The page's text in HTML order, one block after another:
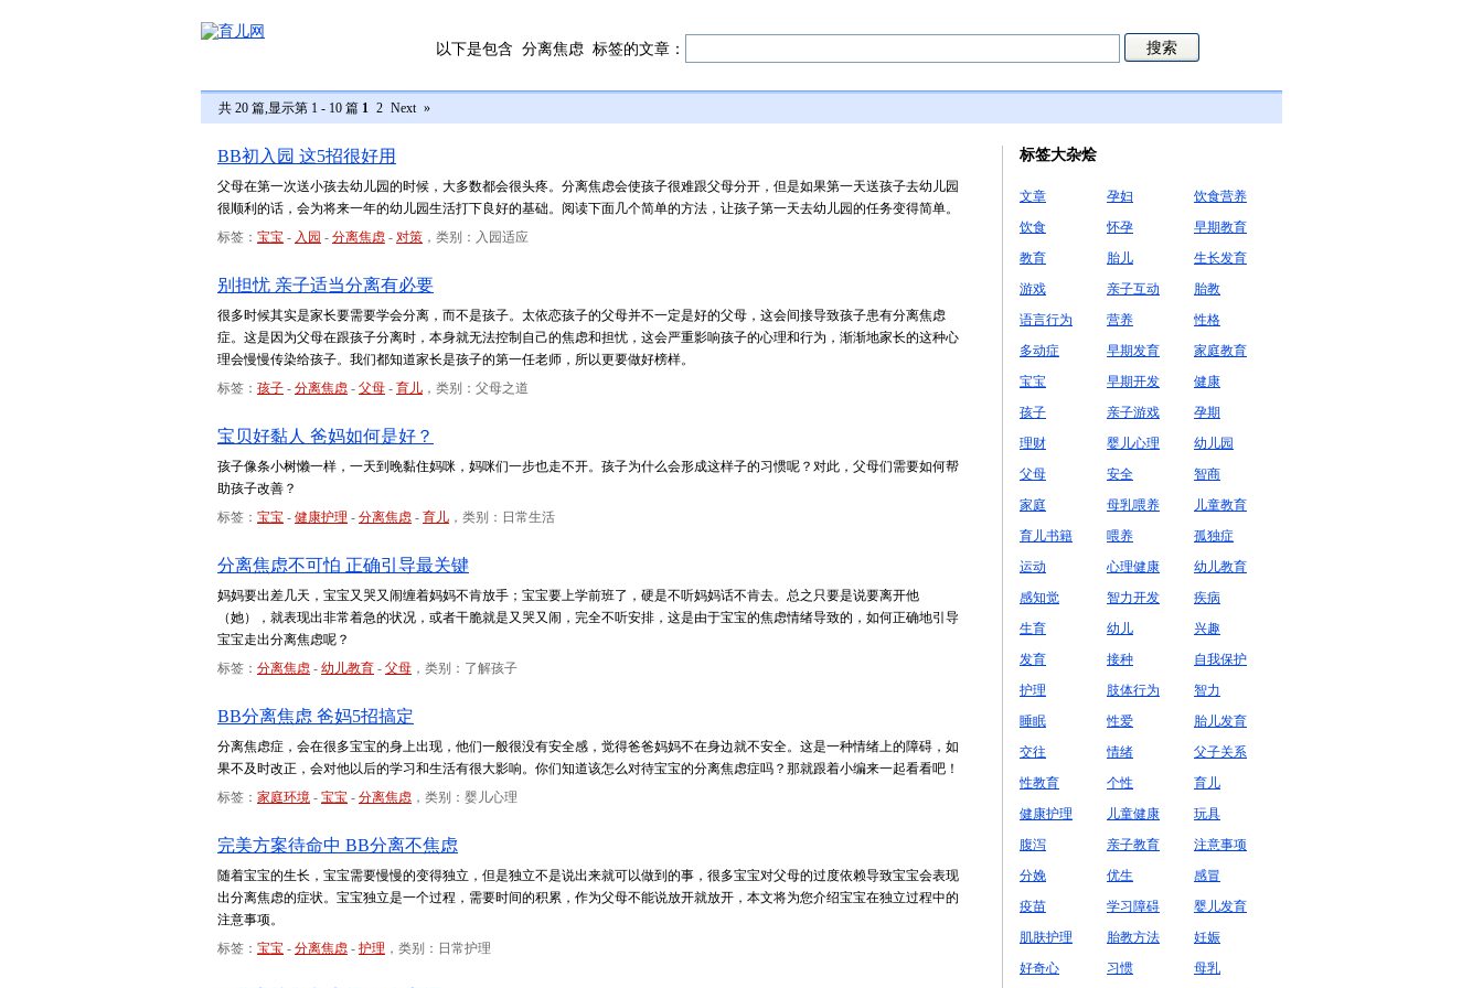
以下是包含 分离焦虑 标签的文章：
共 20 篇,显示第 1 - 10 篇 1 2 Next »
BB初入园 这5招很好用
父母在第一次送小孩去幼儿园的时候，大多数都会很头疼。分离焦虑会使孩子很难跟父母分开，但是如果第一天送孩子去幼儿园
很顺利的话，会为将来一年的幼儿园生活打下良好的基础。阅读下面几个简单的方法，让孩子第一天去幼儿园的任务变得简单。
标签： 宝宝 - 入园 - 分离焦虑 - 对策 ，类别：入园适应
别担忧 亲子适当分离有必要
很多时候其实是家长要需要学会分离，而不是孩子。太依恋孩子的父母并不一定是好的父母，这会间接导致孩子患有分离焦虑
症。这是因为父母在跟孩子分离时，本身就无法控制自己的焦虑和担忧，这会严重影响孩子的心理和行为，渐渐地家长的这种心
理会慢慢传染给孩子。我们都知道家长是孩子的第一任老师，所以更要做好榜样。
标签： 孩子 - 分离焦虑 - 父母 - 育儿 ，类别：父母之道
宝贝好黏人 爸妈如何是好？
孩子像条小树懒一样，一天到晚黏住妈咪，妈咪们一步也走不开。孩子为什么会形成这样子的习惯呢？对此，父母们需要如何帮
助孩子改善？
标签： 宝宝 - 健康护理 - 分离焦虑 - 育儿 ，类别：日常生活
分离焦虑不可怕 正确引导最关键
妈妈要出差几天，宝宝又哭又闹缠着妈妈不肯放手；宝宝要上学前班了，硬是不听妈妈话不肯去。总之只要是说要离开他
（她），就表现出非常着急的状况，或者干脆就是又哭又闹，完全不听安排，这是由于宝宝的焦虑情绪导致的，如何正确地引导
宝宝走出分离焦虑呢？
标签： 分离焦虑 - 幼儿教育 - 父母 ，类别：了解孩子
BB分离焦虑 爸妈5招搞定
分离焦虑症，会在很多宝宝的身上出现，他们一般很没有安全感，觉得爸爸妈妈不在身边就不安全。这是一种情绪上的障碍，如
果不及时改正，会对他以后的学习和生活有很大影响。你们知道该怎么对待宝宝的分离焦虑症吗？那就跟着小编来一起看看吧！
标签： 家庭环境 - 宝宝 - 分离焦虑 ，类别：婴儿心理
完美方案待命中 BB分离不焦虑
随着宝宝的生长，宝宝需要慢慢的变得独立，但是独立不是说出来就可以做到的事，很多宝宝对父母的过度依赖导致宝宝会表现
出分离焦虑的症状。宝宝独立是一个过程，需要时间的积累，作为父母不能说放开就放开，本文将为您介绍宝宝在独立过程中的
注意事项。
标签： 宝宝 - 分离焦虑 - 护理 ，类别：日常护理
标签大杂烩
文章 孕妇
饮食营养
饮食
怀孕
早期教育
教育
胎儿
生长发育
游戏
亲子互动
胎教
语言行为
营养
性格
多动症
早期发育
家庭教育
宝宝
早期开发
健康
孩子
亲子游戏
孕期
理财
婴儿心理
幼儿园
父母
安全
智商
家庭
母乳喂养
儿童教育
育儿书籍
喂养
孤独症
运动
心理健康
幼儿教育
感知觉
智力开发
疾病
生育
幼儿
兴趣
发育
接种
自我保护
护理
肢体行为
智力
睡眠
性爱
胎儿发育
交往
情绪
父子关系
性教育
个性
育儿
健康护理
儿童健康
玩具
腹泻
亲子教育
注意事项
分娩
优生
感冒
疫苗
学习障碍
婴儿发育
肌肤护理
胎教方法
妊娠
好奇心
习惯
母乳